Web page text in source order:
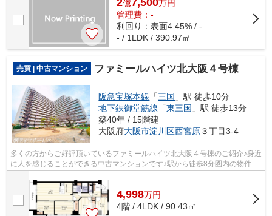
億 万円
管理費：-
利回り：表面4.45% / -
- / 1LDK / 390.97㎡
売買 | 中古マンション ファミールハイツ北大阪４号棟
阪急宝塚本線 「三国 」駅 徒歩10分
地下鉄御堂筋線 「東三国 」駅 徒歩13分
築40年 / 15階建
大阪府大阪市淀川区西宮原３丁目3-4
多くの方からご好評頂いているファミールハイツ北大阪４号棟のご紹介♪身近
に人を感じることができる中古マンションです♪駅から徒歩8分圏内の物件で
す♪階段の上り下りが不要な、エレベ...
4,998万円
4階 / 4LDK / 90.43㎡